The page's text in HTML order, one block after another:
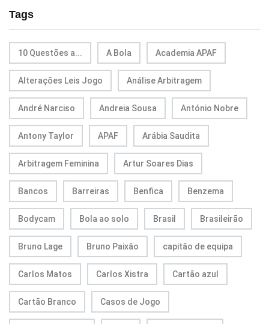
Tags
10 Questões a... A Bola Academia APAF
Alterações Leis Jogo Análise Arbitragem
André Narciso Andreia Sousa António Nobre
Antony Taylor APAF Arábia Saudita
Arbitragem Feminina Artur Soares Dias
Bancos Barreiras Benfica Benzema
Bodycam Bola ao solo Brasil Brasileirão
Bruno Lage Bruno Paixão capitão de equipa
Carlos Matos Carlos Xistra Cartão azul
Cartão Branco Casos de Jogo